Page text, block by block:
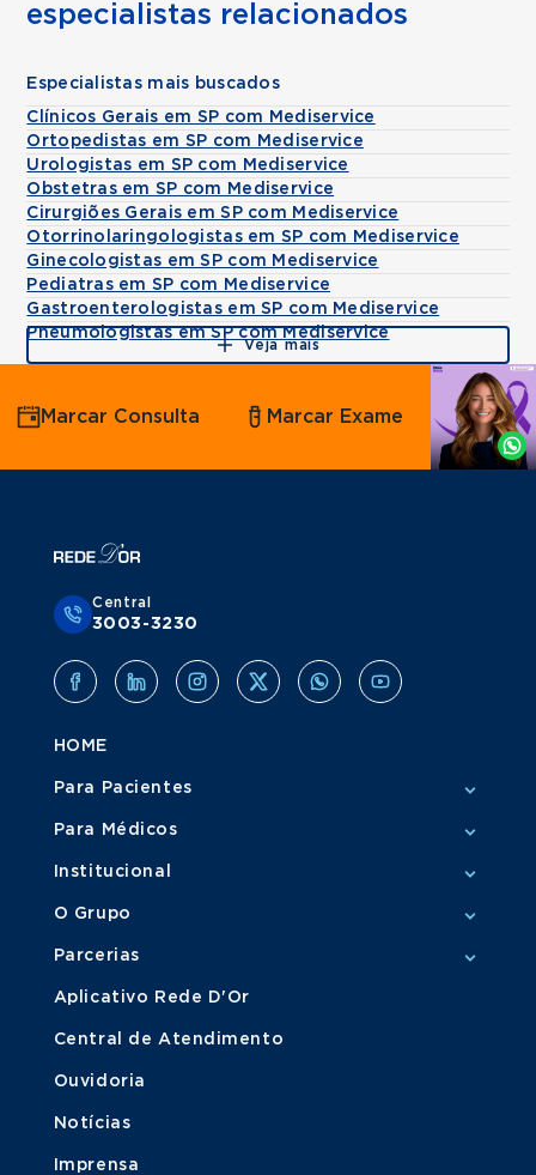
especialistas relacionados
Especialistas mais buscados
Clínicos Gerais em SP com Mediservice
Ortopedistas em SP com Mediservice
Urologistas em SP com Mediservice
Obstetras em SP com Mediservice
Cirurgiões Gerais em SP com Mediservice
Otorrinolaringologistas em SP com Mediservice
Ginecologistas em SP com Mediservice
Pediatras em SP com Mediservice
Gastroenterologistas em SP com Mediservice
Pneumologistas em SP com Mediservice
Veja mais
Agende
por
Whatsapp
Marcar Consulta Marcar Exame
Central
3003-3230
HOME
Para Pacientes
Para Médicos
Institucional
O Grupo
Parcerias
Aplicativo Rede D'Or
Central de Atendimento
Ouvidoria
Notícias
Imprensa